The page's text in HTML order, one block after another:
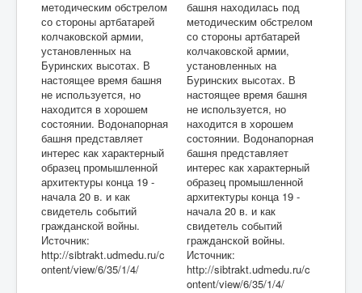
методическим обстрелом
со стороны артбатарей
колчаковской армии,
установленных на
Буринских высотах. В
настоящее время башня
не используется, но
находится в хорошем
состоянии. Водонапорная
башня представляет
интерес как характерный
образец промышленной
архитектуры конца 19 -
начала 20 в. и как
свидетель событий
гражданской войны.
Источник:
http://sibtrakt.udmedu.ru/c
ontent/view/6/35/1/4/
башня находилась под
методическим обстрелом
со стороны артбатарей
колчаковской армии,
установленных на
Буринских высотах. В
настоящее время башня
не используется, но
находится в хорошем
состоянии. Водонапорная
башня представляет
интерес как характерный
образец промышленной
архитектуры конца 19 -
начала 20 в. и как
свидетель событий
гражданской войны.
Источник:
http://sibtrakt.udmedu.ru/c
ontent/view/6/35/1/4/